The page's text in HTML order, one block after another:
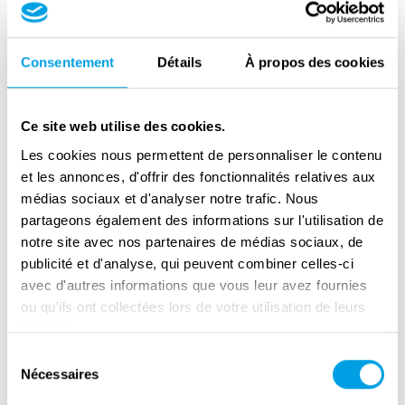
Consentement Détails À propos des cookies
Ce site web utilise des cookies.
Les cookies nous permettent de personnaliser le contenu
et les annonces, d'offrir des fonctionnalités relatives aux
médias sociaux et d'analyser notre trafic. Nous
partageons également des informations sur l'utilisation de
notre site avec nos partenaires de médias sociaux, de
publicité et d'analyse, qui peuvent combiner celles-ci
avec d'autres informations que vous leur avez fournies
ou qu'ils ont collectées lors de votre utilisation de leurs
services.
Nécessaires
und organisierte Kurse für
Krankenschwestern. Er arbeitete auch als
für Kinder- und Jugendzeitschriften, darunter
die “Kleine Rundschau". Er arbeitete vor
Gericht als Sachverständiger bei
Kinderfällen.
Als der Zweite Weltkrieg ausbrach und die
Nazis in Polen einmarschierten, setzte Janusz
seine Arbeit im Haus für Waisenkinder fort und
organisierte Lebensmittel und Sommerlager
Waisenhauses ins Ghetto gebracht. Janusz